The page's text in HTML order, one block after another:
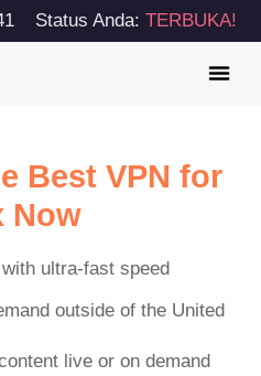
Status Anda: TERBUKA!
Best VPN for
Now
ultra-fast speed
outside of the United
live or on demand